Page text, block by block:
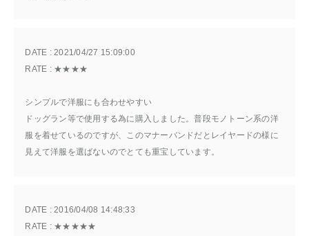
シンプルで洋服にも合わせやすい
DATE : 2021/04/27 15:09:00
RATE : ★★★★
ドッグラン等で使用する為に購入しました。普段モノトーン系の洋
服を着せているのですが、このマナーバンドだとレイヤードの様に
見えて洋服を選ばないのでとても重宝しています。
DATE : 2016/04/08 14:48:33
RATE : ★★★★★